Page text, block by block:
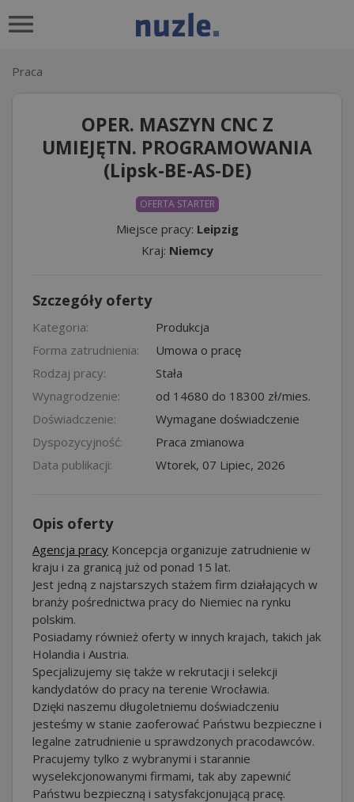
Praca
OPER. MASZYN CNC Z
UMIEJĘTN. PROGRAMOWANIA
(Lipsk-BE-AS-DE)
OFERTA STARTER
Miejsce pracy: Leipzig
Kraj: Niemcy
Szczegóły oferty
Kategoria:
Produkcja
Forma zatrudnienia:
Umowa o pracę
Rodzaj pracy:
Stała
Wynagrodzenie:
od 14680 do 18300 zł/mies.
Doświadczenie:
Wymagane doświadczenie
Dyspozycyjność:
Praca zmianowa
Data publikacji:
Wtorek, 07 Lipiec, 2026
Opis oferty
Agencja pracy Koncepcja organizuje zatrudnienie w
kraju i za granicą już od ponad 15 lat.
Jest jedną z najstarszych stażem firm działających w
branży pośrednictwa pracy do Niemiec na rynku
polskim.
Posiadamy również oferty w innych krajach, takich jak
Holandia i Austria.
Specjalizujemy się także w rekrutacji i selekcji
kandydatów do pracy na terenie Wrocławia.
Dzięki naszemu długoletniemu doświadczeniu
jesteśmy w stanie zaoferować Państwu bezpieczne i
legalne zatrudnienie u sprawdzonych pracodawców.
Pracujemy tylko z wybranymi i starannie
wyselekcjonowanymi firmami, tak aby zapewnić
Państwu bezpieczną i satysfakcjonującą pracę.